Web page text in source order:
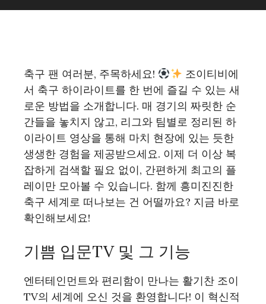
축구 팬 여러분, 주목하세요!
조이티비에
서 축구 하이라이트를 한 번에 즐길 수 있는 새
로운 방법을 소개합니다. 매 경기의 짜릿한 순
간들을 놓치지 않고, 리그와 팀별로 정리된 하
이라이트 영상을 통해 마치 현장에 있는 듯한
생생한 경험을 제공받으세요. 이제 더 이상 복
잡하게 검색할 필요 없이, 간편하게 최고의 플
레이만 모아볼 수 있습니다. 함께 흥미진진한
축구 세계로 떠나보는 건 어떨까요? 지금 바로
확인해보세요!
기쁨 입문TV 및 그 기능
엔터테인먼트와 편리함이 만나는 활기찬 조이
TV의 세계에 오신 것을 환영합니다! 이 혁신적